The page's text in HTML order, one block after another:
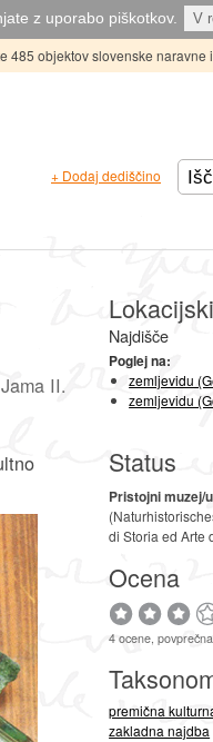
z uporabo piškotkov. V
objektov slovenske naravne
+ Dodaj dediščino
II.
Najdišče
Poglej na:
zemljevidu
zemljevidu
Status
Pristojni muzej/
di Storia ed Arte
Ocena
4 ocene,
premična
zakladna najdba